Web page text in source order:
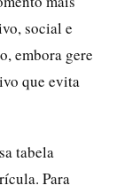
social e
embora gere
que evita
tabela
Para